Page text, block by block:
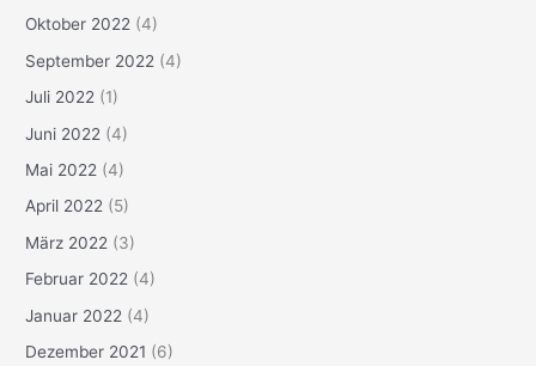
Oktober 2022 (4)
September 2022 (4)
Juli 2022 (1)
Juni 2022 (4)
Mai 2022 (4)
April 2022 (5)
März 2022 (3)
Februar 2022 (4)
Januar 2022 (4)
Dezember 2021 (6)